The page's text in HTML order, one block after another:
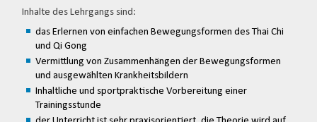
Inhalte des Lehrgangs sind:
das Erlernen von einfachen Bewegungsformen des Thai Chi
und Qi Gong
Vermittlung von Zusammenhängen der Bewegungsformen
und ausgewählten Krankheitsbildern
Inhaltliche und sportpraktische Vorbereitung einer
Trainingsstunde